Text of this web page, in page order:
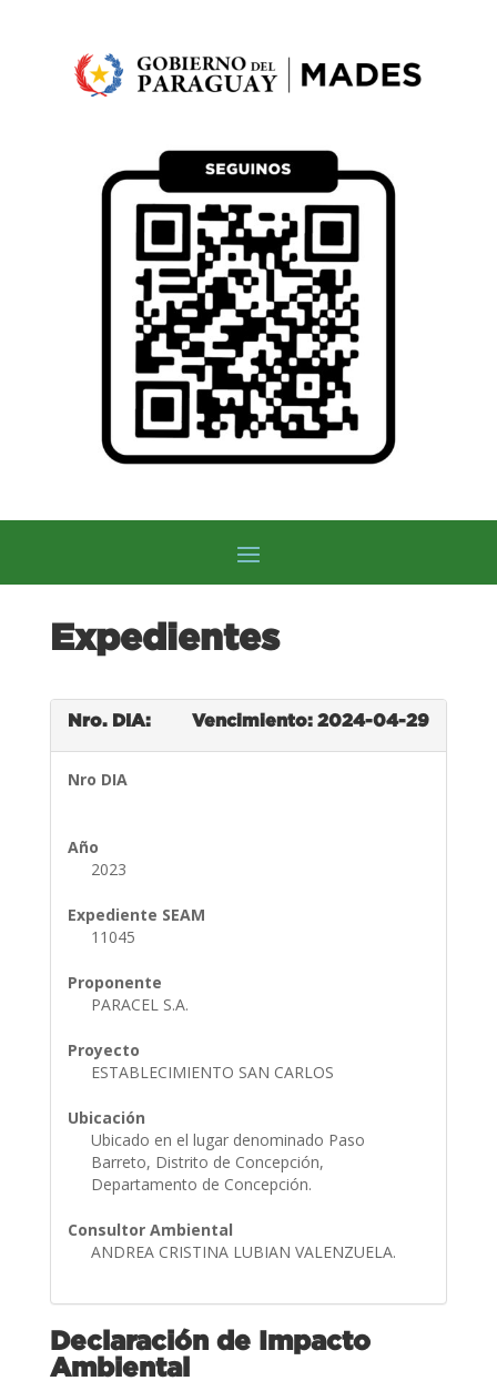
Expedientes
Nro. DIA: Vencimiento: 2024-04-29
Nro DIA
Año
2023
Expediente SEAM
11045
Proponente
PARACEL S.A.
Proyecto
ESTABLECIMIENTO SAN CARLOS
Ubicación
Ubicado en el lugar denominado Paso
Barreto, Distrito de Concepción,
Departamento de Concepción.
Consultor Ambiental
ANDREA CRISTINA LUBIAN VALENZUELA.
Declaración de Impacto
Ambiental